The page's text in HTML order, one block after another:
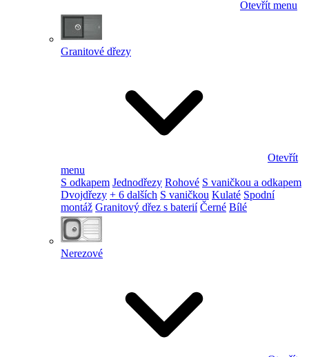
Otevřít menu
Granitové dřezy
Otevřít
menu
S odkapem Jednodřezy Rohové S vaničkou a odkapem
Dvojdřezy + 6 dalších S vaničkou Kulaté Spodní
montáž Granitový dřez s baterií Černé Bílé
Nerezové